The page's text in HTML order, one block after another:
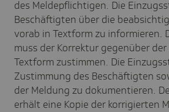
des Meldepflichtigen. Die
Beschäftigten über die
vorab in Textform zu informieren.
muss der Korrektur gegenüber
Textform zustimmen. Die
Zustimmung des Beschäftigten
der Meldung zu dokumentieren.
erhält eine Kopie der korrigierten